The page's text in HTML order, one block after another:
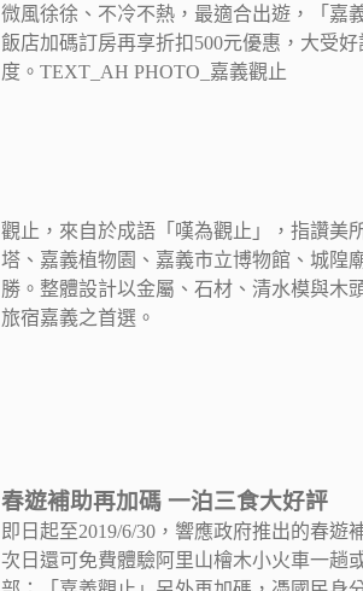
微風徐徐、不冷不熱，最適合出遊，「嘉
飯店加碼訂房再享折扣500元優惠，大受
度。TEXT_AH PHOTO_嘉義觀止
觀止，來自於成語「嘆為觀止」，指讚美
塔、嘉義植物園、嘉義市立博物館、城隍
勝。整體設計以金屬、石材、清水模與木
旅宿嘉義之首選。
春遊補助再加碼 一泊三食大好評
即日起至2019/6/30，響應政府推出的春
次日還可免費體驗阿里山檜木小火車一趟